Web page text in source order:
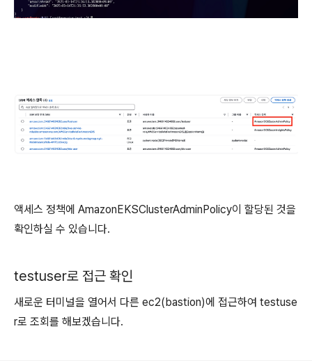
액세스 정책에 AmazonEKSClusterAdminPolicy이 할당된 것을
확인하실 수 있습니다.
testuser로 접근 확인
새로운 터미널을 열어서 다른 ec2(bastion)에 접근하여 testuse
r로 조회를 해보겠습니다.